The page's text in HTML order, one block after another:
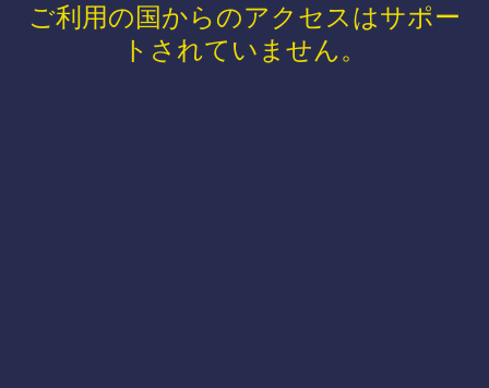
ご利用の国からのアクセスはサポー
トされていません。